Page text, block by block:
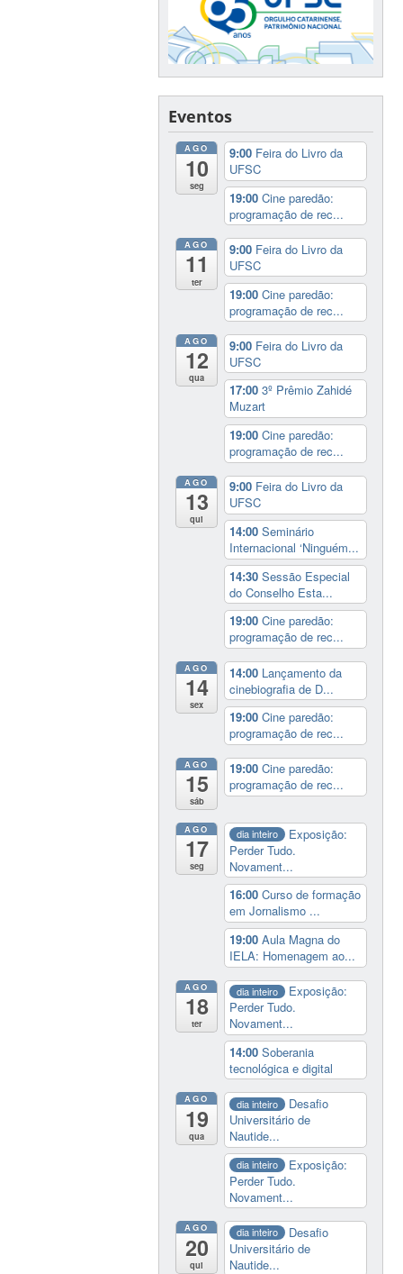
Eventos
AGO
10
seg
9:00 Feira do Livro da
UFSC
19:00Cine paredão:
programação de rec...
AGO
11
ter
9:00 Feira do Livro da
UFSC
19:00Cine paredão:
programação de rec...
AGO
12
qua
9:00 Feira do Livro da
UFSC
17:003º Prêmio Zahidé
Muzart
19:00Cine paredão:
programação de rec...
AGO
13
qui
9:00 Feira do Livro da
UFSC
14:00Seminário
Internacional ‘Ninguém...
14:30Sessão Especial
do Conselho Esta...
19:00Cine paredão:
programação de rec...
AGO
14
sex
14:00 Lançamento da
cinebiografia de D...
19:00Cine paredão:
programação de rec...
AGO
15
sáb
19:00Cine paredão:
programação de rec...
AGO
17
seg
dia inteiro
Exposição:
Perder Tudo.
Novament...
16:00Curso de formação
em Jornalismo ...
19:00Aula Magna do
IELA: Homenagem ao...
AGO
18
ter
dia inteiro
Exposição:
Perder Tudo.
Novament...
14:00Soberania
tecnológica e digital
AGO
19
qua
dia inteiro
Desafio
Universitário de
Nautide...
dia inteiro
Exposição:
Perder Tudo.
Novament...
AGO
20
qui
dia inteiro
Desafio
Universitário de
Nautide...